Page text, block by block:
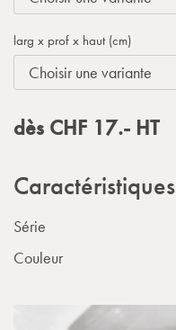
larg x prof x haut (cm)
dès CHF 17.- HT
Caractéristiques
Série
Couleur